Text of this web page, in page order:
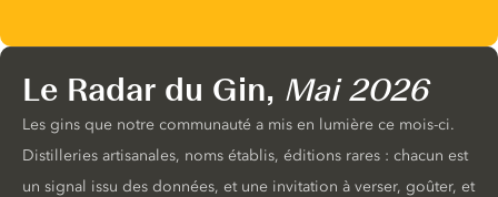
Le Radar du Gin, Mai 2026
Les gins que notre communauté a mis en lumière ce mois-ci.
Distilleries artisanales, noms établis, éditions rares : chacun est
un signal issu des données, et une invitation à verser, goûter, et